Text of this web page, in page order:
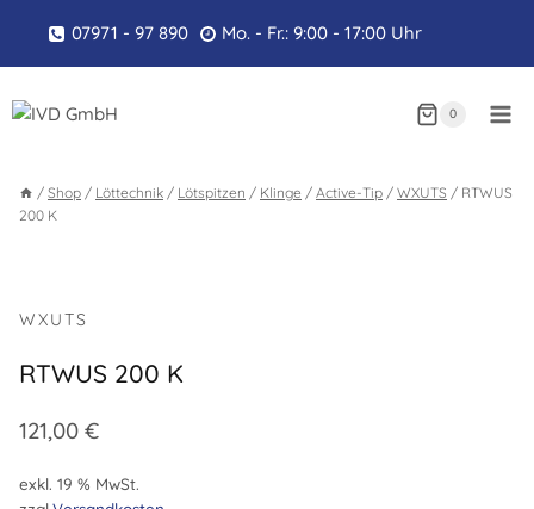
springen
07971 - 97 890 Mo. - Fr.: 9:00 - 17:00 Uhr
0
/ Shop / Löttechnik / Lötspitzen / Klinge / Active-Tip / WXUTS / RTWUS
200 K
WXUTS
RTWUS 200 K
121,00 €
exkl. 19 % MwSt.